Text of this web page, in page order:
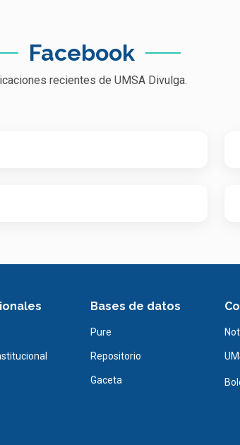
Facebook
recientes de UMSA Divulga.
Bases de datos
Pure
Repositorio
Gaceta